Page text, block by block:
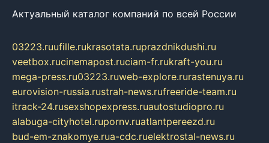
Актуальный каталог компаний по всей России
03223.ruufille.rukrasotata.ruprazdnikdushi.ru
veetbox.rucinemapost.ruciam-fr.rukraft-you.ru
mega-press.ru03223.ruweb-explore.rurastenuya.ru
eurovision-russia.rustrah-news.rufreeride-team.ru
itrack-24.rusexshopexpress.ruautostudiopro.ru
alabuga-cityhotel.rupornv.ruatlantpereezd.ru
bud-em-znakomye.rua-cdc.ruelektrostal-news.ru